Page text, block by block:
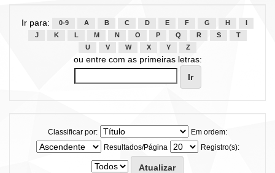
Ir para: 0-9 A B C D E F G H
J
K L M N O P Q R S
T
U
V W X Y Z
ou entre com as primeiras letras:
Classificar por:
Em ordem:
Resultados/Página
Registro(s):